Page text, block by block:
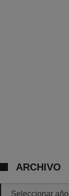
ARCHIVO
Archivos